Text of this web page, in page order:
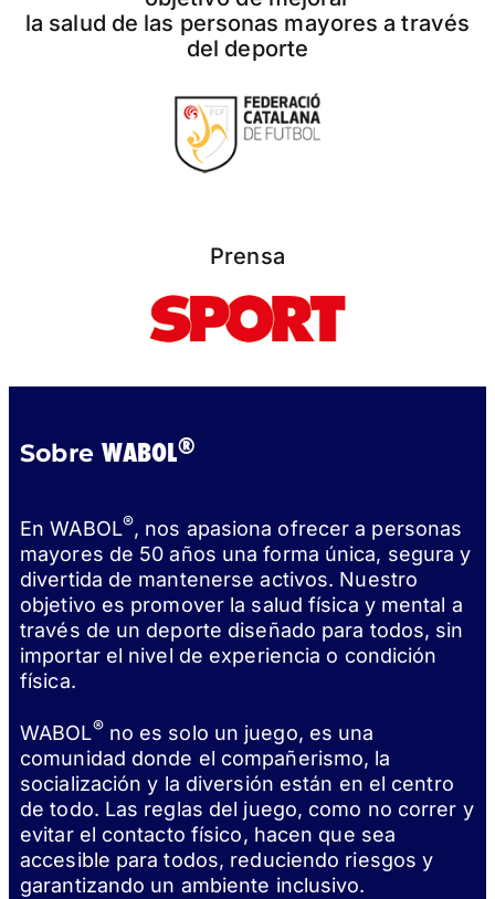
la salud de las personas mayores a través
del deporte
Prensa
Sobre WABOL®
En WABOL®, nos apasiona ofrecer a personas
mayores de 50 años una forma única, segura y
divertida de mantenerse activos. Nuestro
objetivo es promover la salud física y mental a
través de un deporte diseñado para todos, sin
importar el nivel de experiencia o condición
física.
WABOL®no es solo un juego, es una
comunidad donde el compañerismo, la
socialización y la diversión están en el centro
de todo. Las reglas del juego, como no correr y
evitar el contacto físico, hacen que sea
accesible para todos, reduciendo riesgos y
garantizando un ambiente inclusivo.